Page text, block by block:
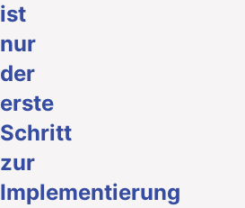
ist
nur
der
erste
Schritt
zur
Implementierung